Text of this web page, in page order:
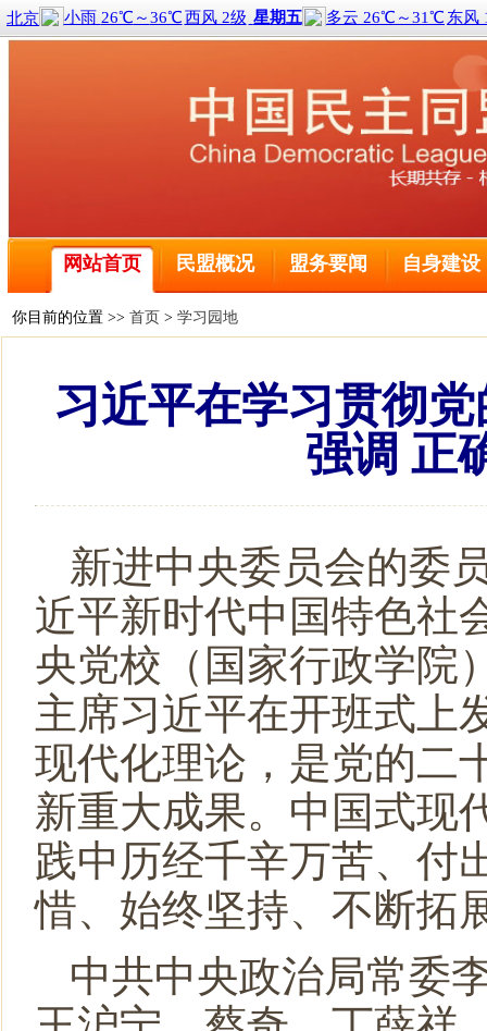
网站首页 民盟概况 盟务要闻 自身建设
民盟中央关于学习贯彻十四届全国人大二次会议和全国政
民盟哈尔滨工业大学委员会主委刘京获得国际建筑性能模
民盟黑龙江省委会主委钱福永当选黑龙江省政协副主席
民盟黑龙江省信息中心委员会主委陈霖任鸡西市副市长
民盟中央关于开展“不忘合作初心，继续携手前进”主题
喜报！2名黑龙江盟员荣获全国三八红旗手称号
全球前2%顶尖科学家榜单公布 民盟哈尔滨工程大学委
民盟中央关于学习贯彻十四届全国人大二次会议和全国政
民盟哈尔滨工业大学委员会主委刘京获得国际建筑性能模
民盟中央关于开展“不忘合作初心，继续携手前进”主题
民盟中央关于学习贯彻十三届全国人大二次会议和全国政
你目前的位置 >> 首页 > 学习园地
习近平在学习贯彻
强调 正
新进中央委员会的委
近平新时代中国特色社
央党校（国家行政学院
主席习近平在开班式上
现代化理论，是党的二
新重大成果。中国式现
践中历经千辛万苦、付
惜、始终坚持、不断拓
中共中央政治局常委